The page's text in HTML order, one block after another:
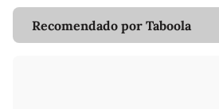
Recomendado por Taboola